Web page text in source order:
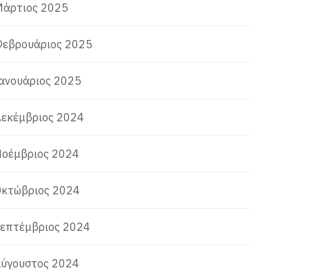
2025
2025
2025
2024
2024
2024
2024
2024